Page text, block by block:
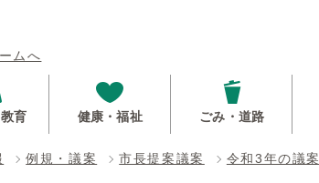
ムへ
育 健康・福祉 ごみ・道路
例規・議案 市長提案議案 令和3年の議案